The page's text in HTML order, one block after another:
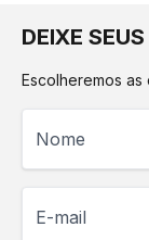
DEIXE
Escolheremos